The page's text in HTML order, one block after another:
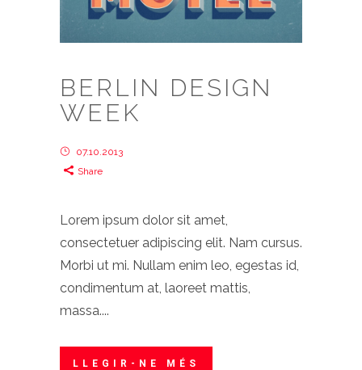
BERLIN DESIGN
WEEK
07.10.2013
Share
Lorem ipsum dolor sit amet,
consectetuer adipiscing elit. Nam cursus.
Morbi ut mi. Nullam enim leo, egestas id,
condimentum at, laoreet mattis,
massa....
LLEGIR-NE MÉS